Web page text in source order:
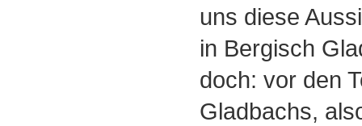
uns diese
in Bergisch
doch: vor den
Gladbachs,